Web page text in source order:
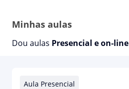
Minhas aulas
Dou aulas Presencial e on-line
Aula Presencial